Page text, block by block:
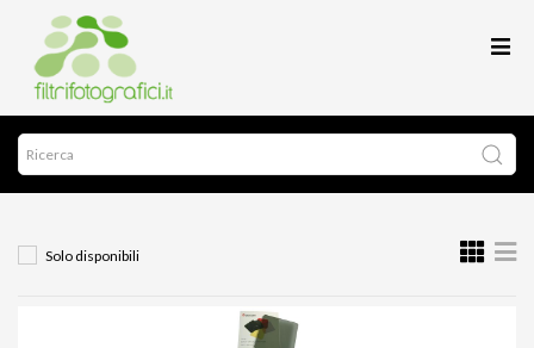
Solo disponibili